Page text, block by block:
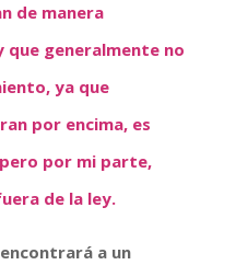
de manera
que generalmente no
ya que
por encima, es
por mi parte,
de la ley.
a un